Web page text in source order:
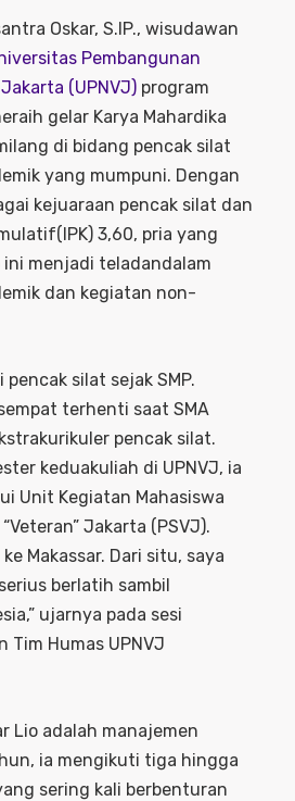
Oskar, S.IP., wisudawan
Pembangunan
(UPNVJ) program
gelar Karya Mahardika
di bidang pencak silat
yang mumpuni. Dengan
kejuaraan pencak silat dan
3,60, pria yang
ini menjadi teladandalam
dan kegiatan non-
silat sejak SMP.
terhenti saat SMA
pencak silat.
keduakuliah di UPNVJ, ia
Unit Kegiatan Mahasiswa
Jakarta (PSVJ).
Makassar. Dari situ, saya
berlatih sambil
ujarnya pada sesi
Tim Humas UPNVJ
Lio adalah manajemen
ia mengikuti tiga hingga
sering kali berbenturan